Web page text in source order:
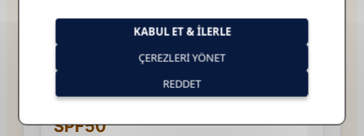
Bronzluğu vurgularken kusurları yumuşatır.
Dior Solar The Protective
Sunscreen For Body Creme
SPF50